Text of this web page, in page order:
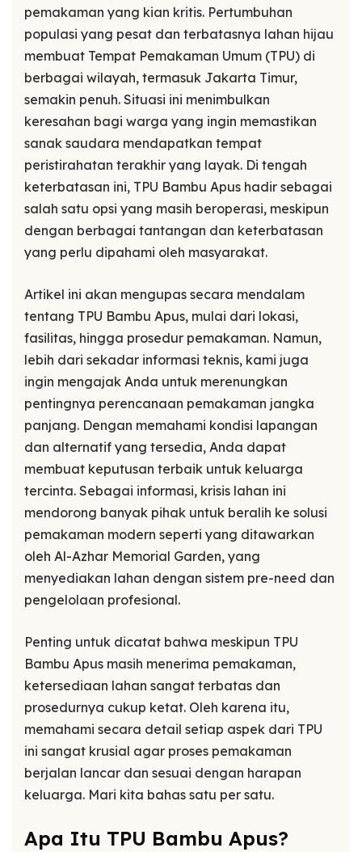
pemakaman yang kian kritis. Pertumbuhan
populasi yang pesat dan terbatasnya lahan hijau
membuat Tempat Pemakaman Umum (TPU) di
berbagai wilayah, termasuk Jakarta Timur,
semakin penuh. Situasi ini menimbulkan
keresahan bagi warga yang ingin memastikan
sanak saudara mendapatkan tempat
peristirahatan terakhir yang layak. Di tengah
keterbatasan ini, TPU Bambu Apus hadir sebagai
salah satu opsi yang masih beroperasi, meskipun
dengan berbagai tantangan dan keterbatasan
yang perlu dipahami oleh masyarakat.
Artikel ini akan mengupas secara mendalam
tentang TPU Bambu Apus, mulai dari lokasi,
fasilitas, hingga prosedur pemakaman. Namun,
lebih dari sekadar informasi teknis, kami juga
ingin mengajak Anda untuk merenungkan
pentingnya perencanaan pemakaman jangka
panjang. Dengan memahami kondisi lapangan
dan alternatif yang tersedia, Anda dapat
membuat keputusan terbaik untuk keluarga
tercinta. Sebagai informasi, krisis lahan ini
mendorong banyak pihak untuk beralih ke solusi
pemakaman modern seperti yang ditawarkan
oleh Al-Azhar Memorial Garden, yang
menyediakan lahan dengan sistem pre-need dan
pengelolaan profesional.
Penting untuk dicatat bahwa meskipun TPU
Bambu Apus masih menerima pemakaman,
ketersediaan lahan sangat terbatas dan
prosedurnya cukup ketat. Oleh karena itu,
memahami secara detail setiap aspek dari TPU
ini sangat krusial agar proses pemakaman
berjalan lancar dan sesuai dengan harapan
keluarga. Mari kita bahas satu per satu.
Apa Itu TPU Bambu Apus?